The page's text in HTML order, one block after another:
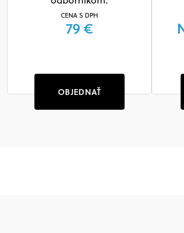
CENA S DPH
79 €
OBJEDNAŤ